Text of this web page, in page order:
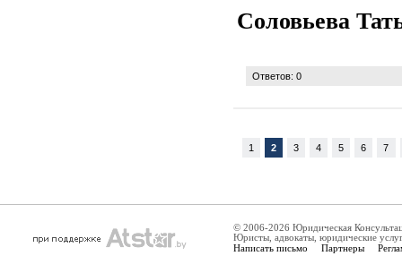
Соловьева
Ответов: 0
1 2 3 4 5 6 7
© 2006-2026 Юридическая
Юристы, адвокаты, юридические
Написать письмо Партнеры